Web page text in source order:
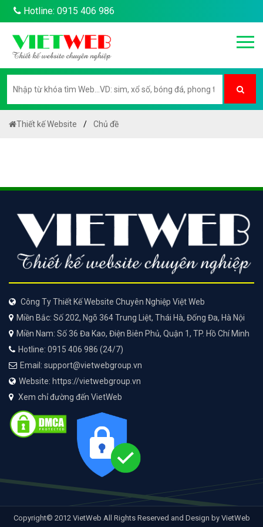
Hotline: 0915 406 986
Thiết kế Website Chủ đề
Công Ty Thiết Kế Website Chuyên Nghiệp Việt Web
Miền Bắc: Số 202, Ngõ 364 Trung Liệt, Thái Hà, Đống Đa, Hà Nội
Miền Nam: Số 36 Đa Kao, Điện Biên Phủ, Quận 1, TP. Hồ Chí Minh
Hotline: 0915 406 986 (24/7)
Email: support@vietwebgroup.vn
Website: https://vietwebgroup.vn
Xem chỉ đường đến VietWeb
Copyright© 2012 VietWeb All Rights Reserved and Design by VietWeb